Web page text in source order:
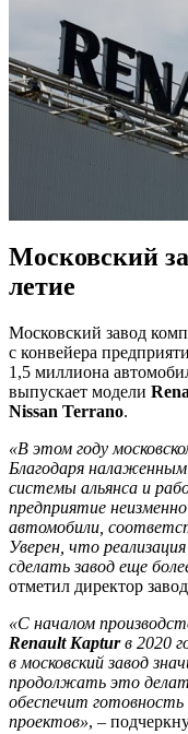
Московский
летие
Московский завод
с конвейера
1,5 миллиона
выпускает модели
Nissan Terrano.
«В этом году
Благодаря
системы альянса и
предприятие
автомобили,
Уверен, что
сделать завод еще
отметил директор
«С началом
Renault Kapturв 2020
в московский завод
продолжать это
обеспечит готовность
проектов», –